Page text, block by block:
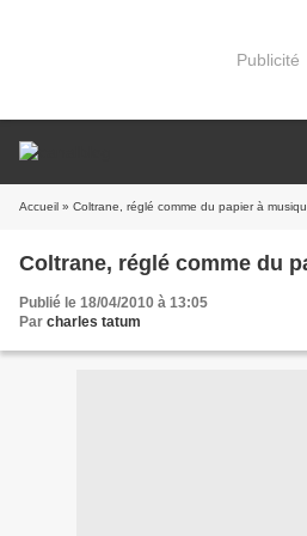
Publicité
Accueil » Coltrane, réglé comme du papier à
Coltrane, réglé comme du
Publié le 18/04/2010 à 13:05
Par charles tatum